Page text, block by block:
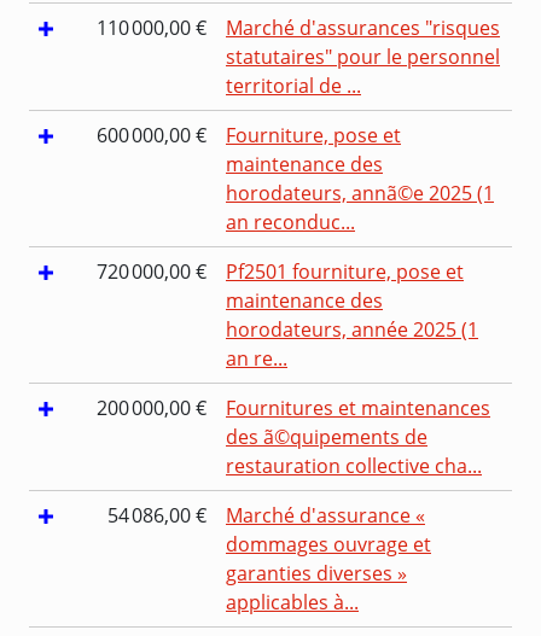
110 000,00 €
Marché d'assurances "risques
statutaires" pour le personnel
territorial de ...
600 000,00 €
Fourniture, pose et
maintenance des
horodateurs, annã©e 2025 (1
an reconduc...
720 000,00 €
Pf2501 fourniture, pose et
maintenance des
horodateurs, année 2025 (1
an re...
200 000,00 €
Fournitures et maintenances
des ã©quipements de
restauration collective cha...
54 086,00 €
Marché d'assurance «
dommages ouvrage et
garanties diverses »
applicables à...